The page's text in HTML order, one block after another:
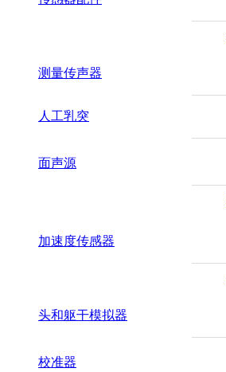
测量传声器
人工乳突
面声源
加速度传感器
头和躯干模拟器
校准器